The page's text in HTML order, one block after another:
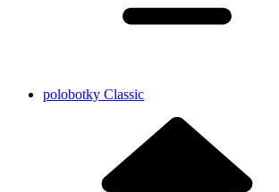
polobotky Classic